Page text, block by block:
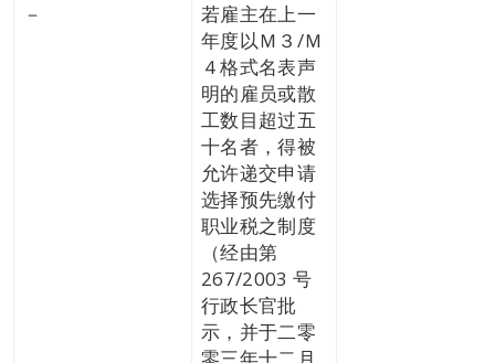
－
若雇主在上一
年度以Ｍ３/Ｍ
４格式名表声
明的雇员或散
工数目超过五
十名者，得被
允许递交申请
选择预先缴付
职业税之制度
（经由第
267/2003 号
行政长官批
示，并于二零